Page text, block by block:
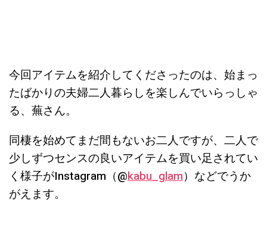
今回アイテムを紹介してくださったのは、始まっ
たばかりの夫婦二人暮らしを楽しんでいらっしゃ
る、蕪さん。
同棲を始めてまだ間もないお二人ですが、二人で
少しずつセンスの良いアイテムを買い足されてい
く様子がInstagram（@kabu_glam）などでうか
がえます。